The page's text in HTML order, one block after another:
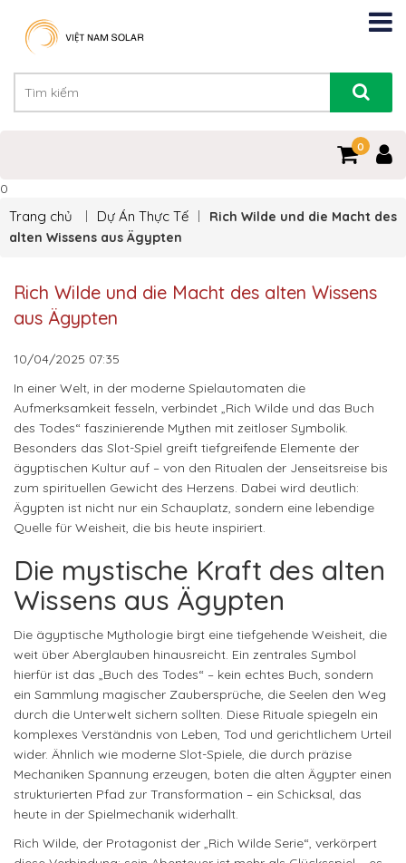
0
0
Trang chủ Dự Án Thực Tế
Rich Wilde und die Macht des
alten Wissens aus Ägypten
Rich Wilde und die Macht des alten Wissens
aus Ägypten
10/04/2025 07:35
In einer Welt, in der moderne Spielautomaten die
Aufmerksamkeit fesseln, verbindet „Rich Wilde und das Buch
des Todes“ faszinierende Mythen mit zeitloser Symbolik.
Besonders das Slot-Spiel greift tiefgreifende Elemente der
ägyptischen Kultur auf – von den Ritualen der Jenseitsreise bis
zum spirituellen Gewicht des Herzens. Dabei wird deutlich:
Ägypten ist nicht nur ein Schauplatz, sondern eine lebendige
Quelle für Weisheit, die bis heute inspiriert.
Die mystische Kraft des alten
Wissens aus Ägypten
Die ägyptische Mythologie birgt eine tiefgehende Weisheit, die
weit über Aberglauben hinausreicht. Ein zentrales Symbol
hierfür ist das „Buch des Todes“ – kein echtes Buch, sondern
ein Sammlung magischer Zaubersprüche, die Seelen den Weg
durch die Unterwelt sichern sollten. Diese Rituale spiegeln ein
komplexes Verständnis von Leben, Tod und gerichtlichem Urteil
wider. Ähnlich wie moderne Slot-Spiele, die durch präzise
Mechaniken Spannung erzeugen, boten die alten Ägypter einen
strukturierten Pfad zur Transformation – ein Schicksal, das
heute in der Spielmechanik widerhallt.
Rich Wilde, der Protagonist der „Rich Wilde Serie“, verkörpert